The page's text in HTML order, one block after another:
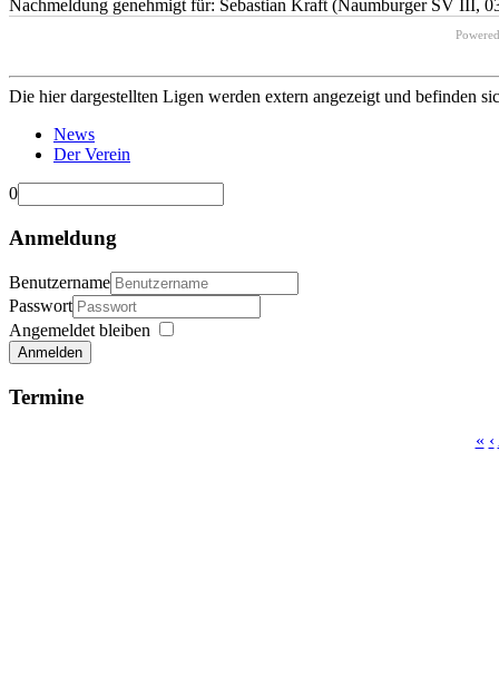
Nachmeldung genehmigt für: Sebastian Kraft (Naumburger SV III,
Die hier dargestellten Ligen werden extern angezeigt und befinden
News
Der Verein
0
Anmeldung
Benutzername
Passwort
Angemeldet bleiben
Anmelden
Termine
« ‹